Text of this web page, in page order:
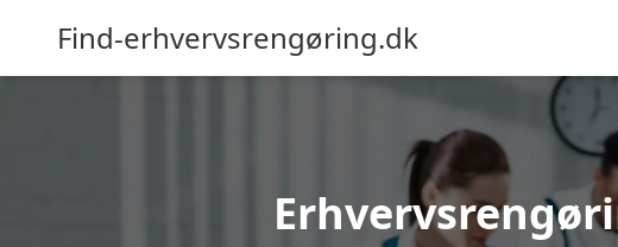
Find-erhvervsrengøring.dk